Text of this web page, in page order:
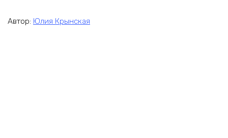
Автор: Юлия Крынская